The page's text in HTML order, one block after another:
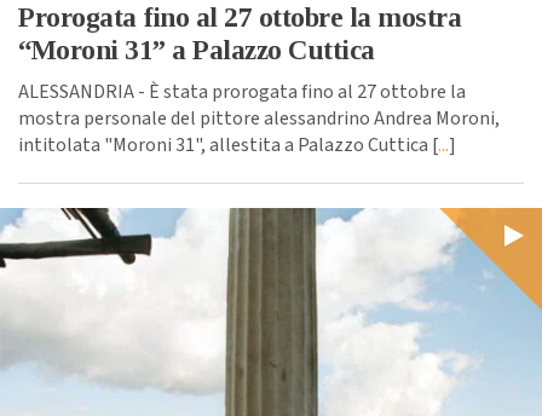
Prorogata fino al 27 ottobre la mostra
“Moroni 31” a Palazzo Cuttica
ALESSANDRIA - È stata prorogata fino al 27 ottobre la
mostra personale del pittore alessandrino Andrea Moroni,
intitolata "Moroni 31", allestita a Palazzo Cuttica [...]